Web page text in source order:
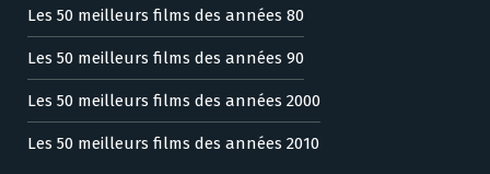
Les 50 meilleurs films des années 80
Les 50 meilleurs films des années 90
Les 50 meilleurs films des années 2000
Les 50 meilleurs films des années 2010